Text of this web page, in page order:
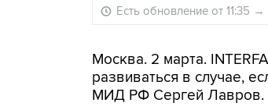
Есть обновление от 11:35 →
Москва. 2 марта.
развиваться в случае,
МИД РФ Сергей Лавров.